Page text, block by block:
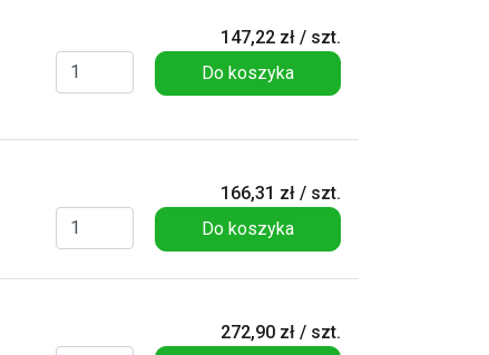
147,22 zł / szt.
Do koszyka
166,31 zł / szt.
Do koszyka
272,90 zł / szt.